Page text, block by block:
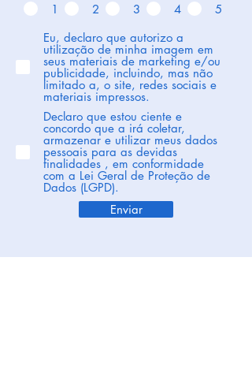
1
2 3 4
5
Eu, declaro que autorizo a
utilização de minha imagem em
seus materiais de marketing e/ou
publicidade, incluindo, mas não
limitado a, o site, redes sociais e
materiais impressos.
Declaro que estou ciente e
concordo que a irá coletar,
armazenar e utilizar meus dados
pessoais para as devidas
finalidades , em conformidade
com a Lei Geral de Proteção de
Dados (LGPD).
Enviar